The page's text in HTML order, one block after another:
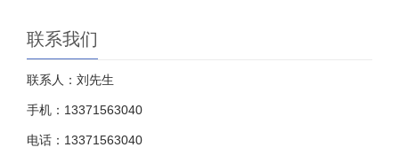
联系我们
联系人：刘先生
手机：13371563040
电话：13371563040